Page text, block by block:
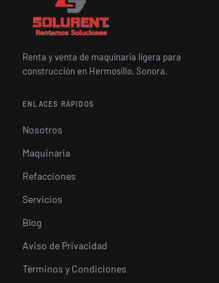
Renta y venta de maquinaria ligera para
construcción en Hermosillo, Sonora.
ENLACES RÁPIDOS
Nosotros
Maquinaria
Refacciones
Servicios
Blog
Aviso de Privacidad
Términos y Condiciones